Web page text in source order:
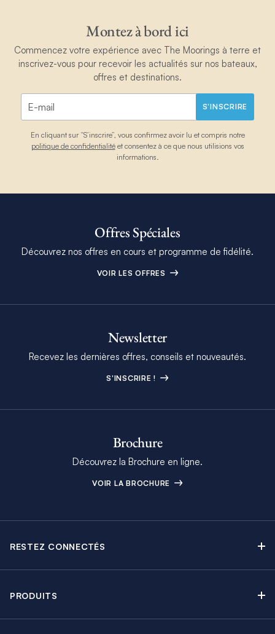
Montez à bord ici
Commencez votre expérience avec The Moorings à terre et
inscrivez-vous pour recevoir les actualités sur nos bateaux,
offres et destinations.
S'INSCRIRE
En cliquant sur “S’inscrire”, vous confirmez avoir lu et compris notre
politique de confidentialitéet consentez à ce que nous utilisions vos
informations.
Offres Spéciales
Découvrez nos offres en cours et programme de fidélité.
VOIR LES OFFRES
Newsletter
Recevez les dernières offres, conseils et nouveautés.
S'INSCRIRE !
Brochure
Découvrez la Brochure en ligne.
VOIR LA BROCHURE
RESTEZ CONNECTÉS
PRODUITS